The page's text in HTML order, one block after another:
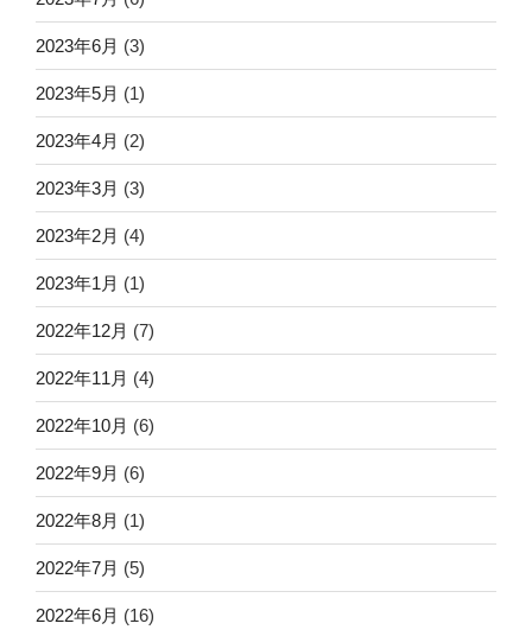
2023年6月 (3)
2023年5月 (1)
2023年4月 (2)
2023年3月 (3)
2023年2月 (4)
2023年1月 (1)
2022年12月 (7)
2022年11月 (4)
2022年10月 (6)
2022年9月 (6)
2022年8月 (1)
2022年7月 (5)
2022年6月 (16)